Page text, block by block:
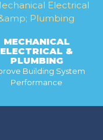
MECHANICAL
ELECTRICAL &
PLUMBING
Building System
Performance